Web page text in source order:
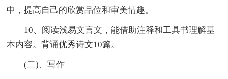
中，提高自己的欣赏品位和审美情趣。
10、阅读浅易文言文，能借助注释和工具书理解基
本内容。背诵优秀诗文10篇。
(二)、写作